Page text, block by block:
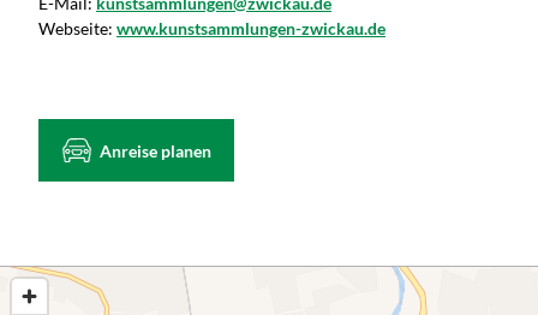
Webseite: www.kunstsammlungen-zwickau.de
Anreise planen